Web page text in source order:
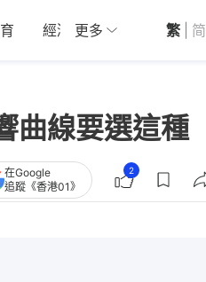
經濟 01深圳 觀點
更多 繁 简
線要選這種
在Google
追蹤《香港01》
2